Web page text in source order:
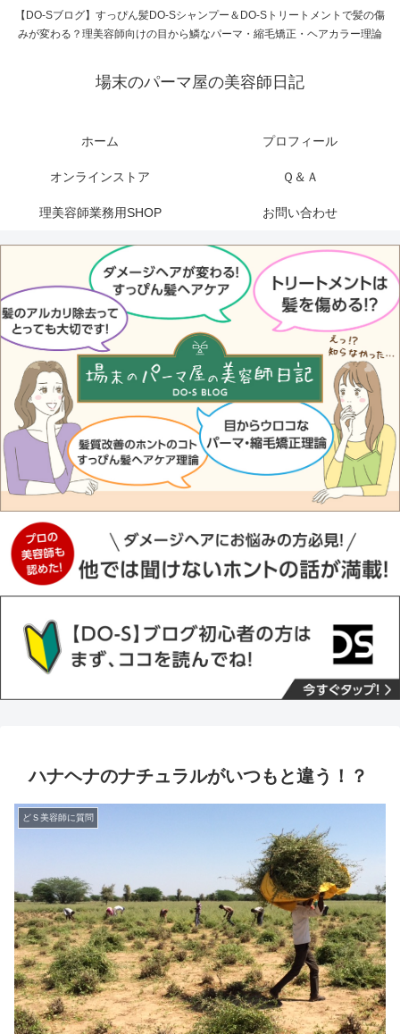
【DO-Sブログ】すっぴん髪DO-Sシャンプー＆DO-Sトリートメントで髪の傷
みが変わる？理美容師向けの目から鱗なパーマ・縮毛矯正・ヘアカラー理論
場末のパーマ屋の美容師日記
ホーム プロフィール
オンラインストア Ｑ＆Ａ
理美容師業務用SHOP お問い合わせ
ハナヘナのナチュラルがいつもと違う！？
どＳ美容師に質問